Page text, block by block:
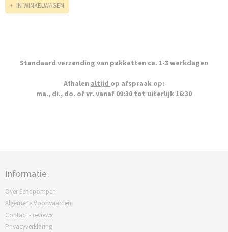
IN WINKELWAGEN
Standaard verzending van pakketten ca. 1-3 werkdagen
Afhalen altijd op afspraak op:
ma., di., do. of vr. vanaf 09:30 tot uiterlijk 16:30
Informatie
Over Sendpompen
Algemene Voorwaarden
Contact - reviews
Privacyverklaring